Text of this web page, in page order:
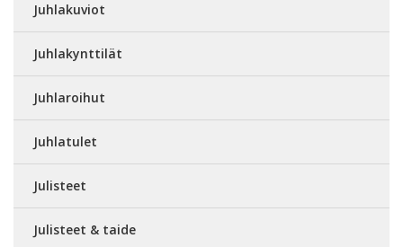
Juhlakuviot
Juhlakynttilät
Juhlaroihut
Juhlatulet
Julisteet
Julisteet & taide